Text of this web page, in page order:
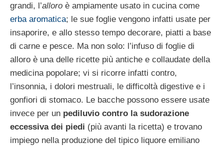
grandi, l’alloro è ampiamente usato in cucina come
erba aromatica; le sue foglie vengono infatti usate per
insaporire, e allo stesso tempo decorare, piatti a base
di carne e pesce. Ma non solo: l’infuso di foglie di
alloro è una delle ricette più antiche e collaudate della
medicina popolare; vi si ricorre infatti contro,
l’insonnia, i dolori mestruali, le difficoltà digestive e i
gonfiori di stomaco. Le bacche possono essere usate
invece per un pediluvio contro la sudorazione
eccessiva dei piedi (più avanti la ricetta) e trovano
impiego nella produzione del tipico liquore emiliano